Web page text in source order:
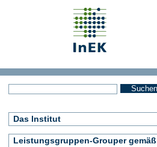
Das Institut
Leistungsgruppen-Grouper gemäß